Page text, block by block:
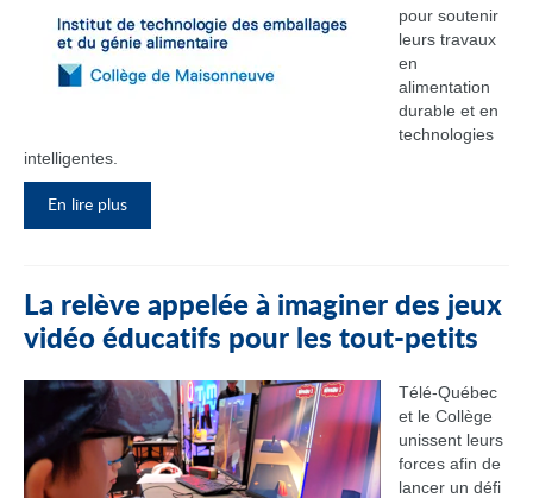
pour soutenir
leurs travaux
en
alimentation
durable et en
technologies
intelligentes.
En lire plus
La relève appelée à imaginer des jeux
vidéo éducatifs pour les tout-petits
Télé-Québec
et le Collège
unissent leurs
forces afin de
lancer un défi